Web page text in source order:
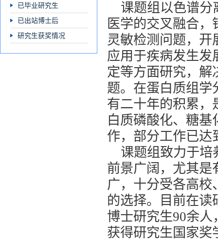
已毕业研究生
已出站博士后
研究生获奖情况
课题组以色谱分
医学的交叉融合
灵敏检测问题，
应用于疾病发生发
定等方面研究，解
题。在蛋白质组学
有二十年的积累，
白质磷酸化、糖
作，部分工作已达
课题组致力于培
前景广阔，尤其是
广，十分受各高校
的选择。目前在读
博士研究生90余
获得研究生国家奖